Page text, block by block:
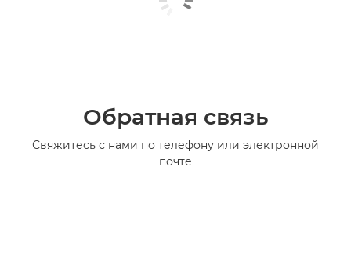
Обратная связь
Свяжитесь с нами по телефону или электронной
почте